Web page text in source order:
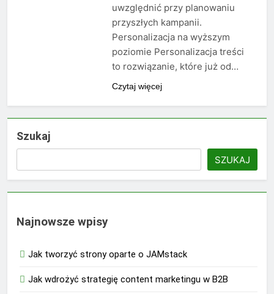
uwzględnić przy planowaniu
przyszłych kampanii.
Personalizacja na wyższym
poziomie Personalizacja treści
to rozwiązanie, które już od…
Czytaj więcej
Szukaj
SZUKAJ
Najnowsze wpisy
Jak tworzyć strony oparte o JAMstack
Jak wdrożyć strategię content marketingu w B2B